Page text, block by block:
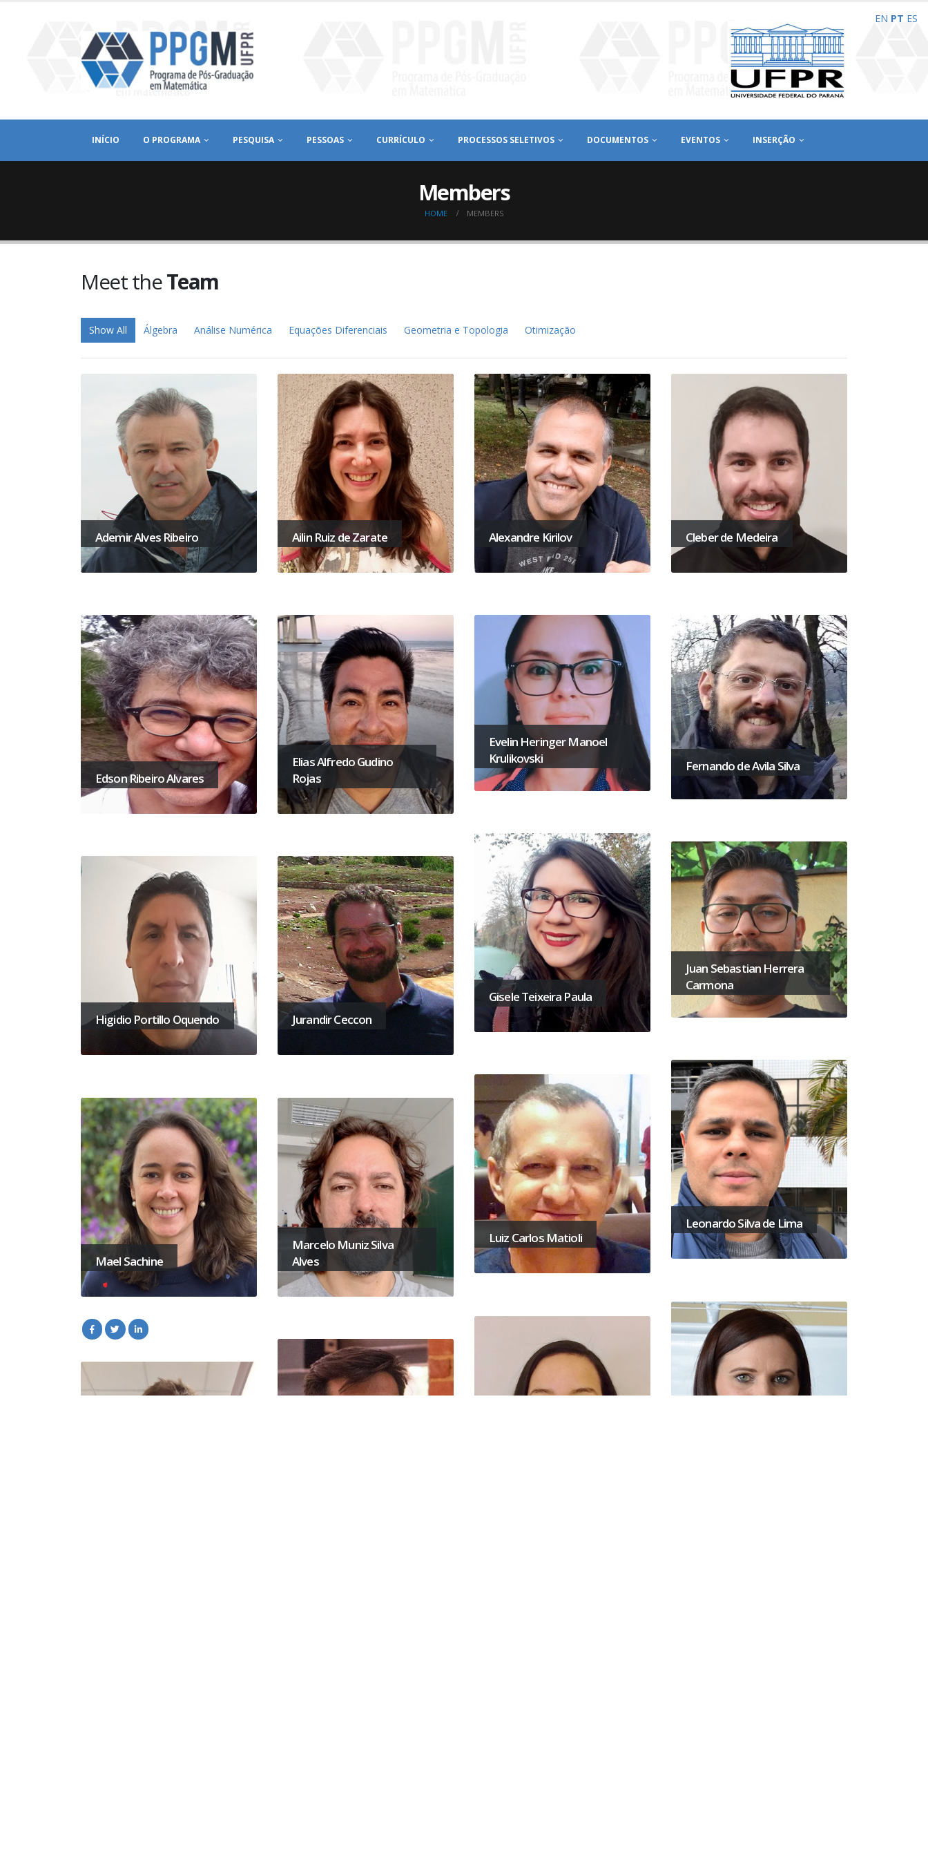
INÍCIO O PROGRAMA PESQUISA PESSOAS CURRÍCULO PROCESSOS SELETIVOS DOCUMENTOS EVENTOS INSERÇÃO
Members
HOME MEMBERS
Meet theTeam
Show All Álgebra Análise Numérica Equações Diferenciais Geometria e Topologia Otimização
Ademir Alves Ribeiro Ailin Ruiz de Zarate Alexandre Kirilov Cleber de Medeira
Edson Ribeiro Alvares
Elias Alfredo Gudino
Rojas
Evelin Heringer Manoel
Krulikovski
Fernando de Avila Silva
Gisele Teixeira Paula
Juan Sebastian Herrera
Carmona
Higidio Portillo Oquendo Jurandir Ceccon
Leonardo Silva de Lima
Luiz Carlos Matioli
Mael Sachine
Marcelo Muniz Silva
Alves
EN PT ES